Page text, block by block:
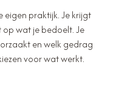
eigen praktijk. Je krijgt
wat je bedoelt. Je
en welk gedrag
voor wat werkt.